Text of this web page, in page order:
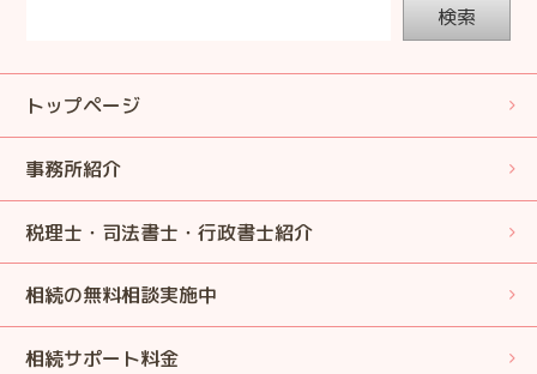
検索
トップページ
事務所紹介
税理士・司法書士・行政書士紹介
相続の無料相談実施中
相続サポート料金